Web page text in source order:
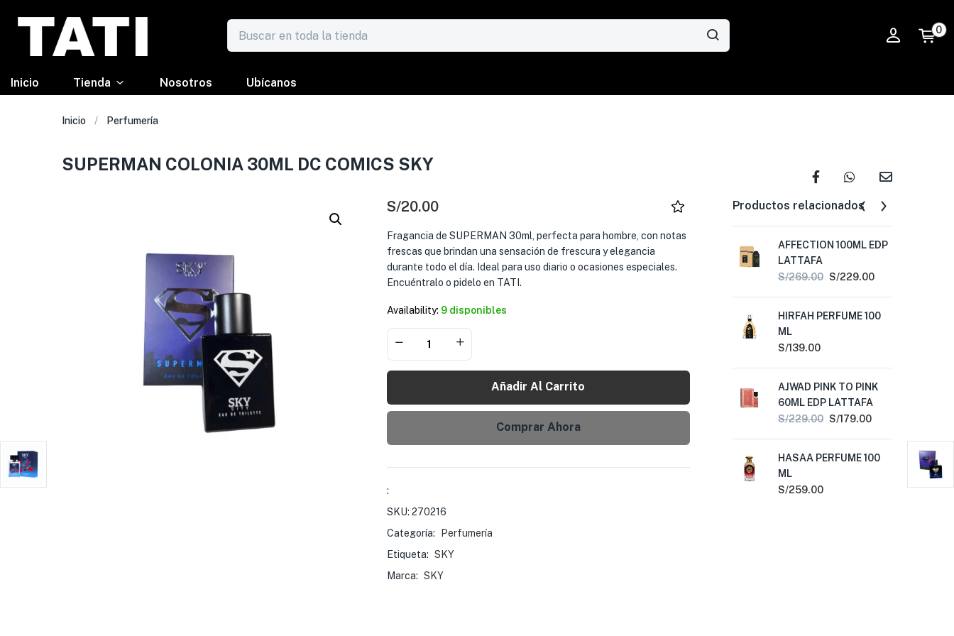
0
Inicio Tienda Nosotros Ubícanos
Inicio Perfumería
SUPERMAN COLONIA 30ML DC COMICS SKY
S/20.00
Fragancia de SUPERMAN 30ml, perfecta para hombre, con notas
frescas que brindan una sensación de frescura y elegancia
durante todo el día. Ideal para uso diario o ocasiones especiales.
Encuéntralo o pidelo en TATI.
Availability: 9 disponibles
Añadir Al Carrito
Comprar Ahora
:
SKU: 270216
Categoría:
Perfumería
Etiqueta: SKY
Marca: SKY
Productos relacionados
AFFECTION 100ML EDP
LATTAFA
S/269.00 S/229.00
HIRFAH PERFUME 100
ML
S/139.00
AJWAD PINK TO PINK
60ML EDP LATTAFA
S/229.00 S/179.00
HASAA PERFUME 100
ML
S/259.00
S/